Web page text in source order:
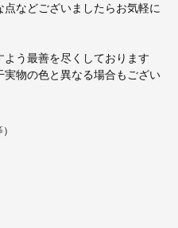
などございましたらお気軽に
う最善を尽くしております
物の色と異なる場合もござい